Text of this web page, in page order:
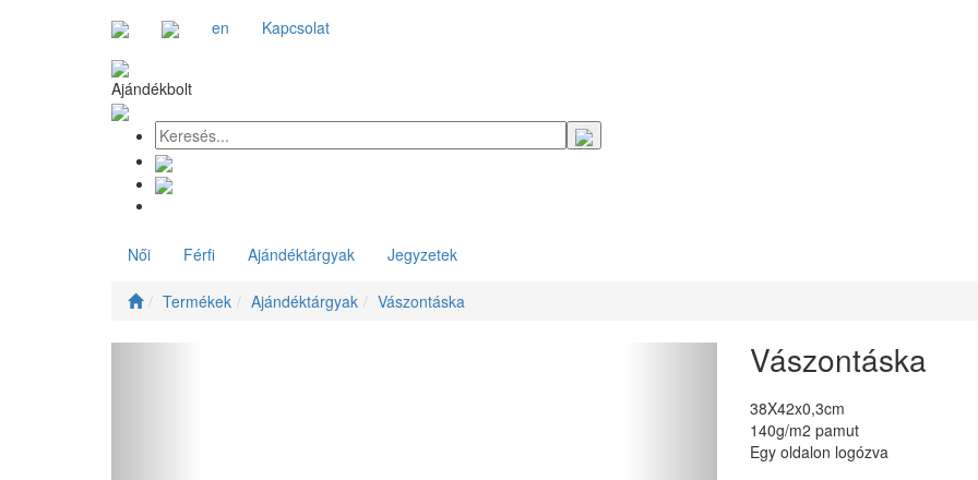
en Kapcsolat
Ajándékbolt
Női Férfi Ajándéktárgyak Jegyzetek
Termékek Ajándéktárgyak Vászontáska
Vászontáska
38X42x0,3cm
140g/m2 pamut
Egy oldalon logózva